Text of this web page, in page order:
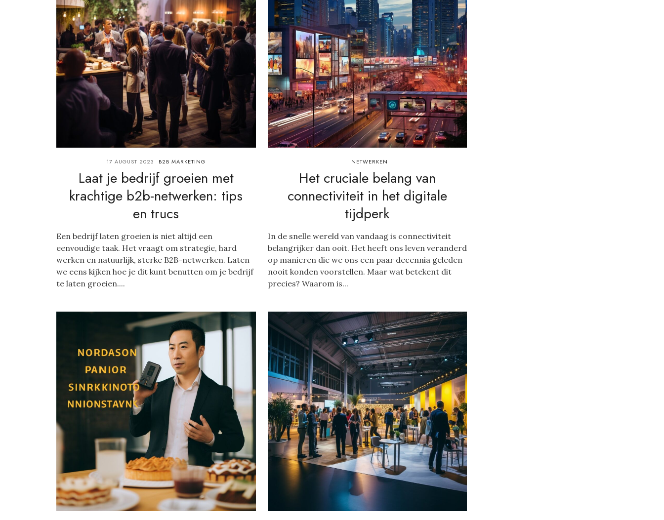
17 AUGUST 2023 B2B MARKETING
Laat je bedrijf groeien met
krachtige b2b-netwerken: tips
en trucs
Een bedrijf laten groeien is niet altijd een
eenvoudige taak. Het vraagt om strategie, hard
werken en natuurlijk, sterke B2B-netwerken. Laten
we eens kijken hoe je dit kunt benutten om je bedrijf
te laten groeien....
NETWERKEN
Het cruciale belang van
connectiviteit in het digitale
tijdperk
In de snelle wereld van vandaag is connectiviteit
belangrijker dan ooit. Het heeft ons leven veranderd
op manieren die we ons een paar decennia geleden
nooit konden voorstellen. Maar wat betekent dit
precies? Waarom is...